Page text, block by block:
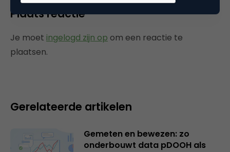
Plaats reactie
Je moet ingelogd zijn op om een reactie te
plaatsen.
Gerelateerde artikelen
Gemeten en bewezen: zo
onderbouwt data pDOOH als